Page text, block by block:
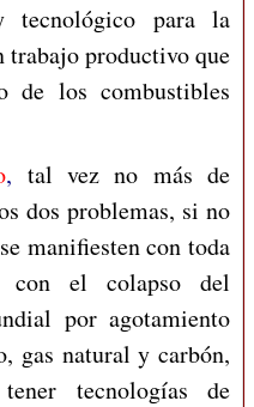
tecnológico para la
trabajo productivo que
de los combustibles
, tal vez no más de
dos problemas, si no
manifiesten con toda
con el colapso del
por agotamiento
gas natural y carbón,
tecnologías de